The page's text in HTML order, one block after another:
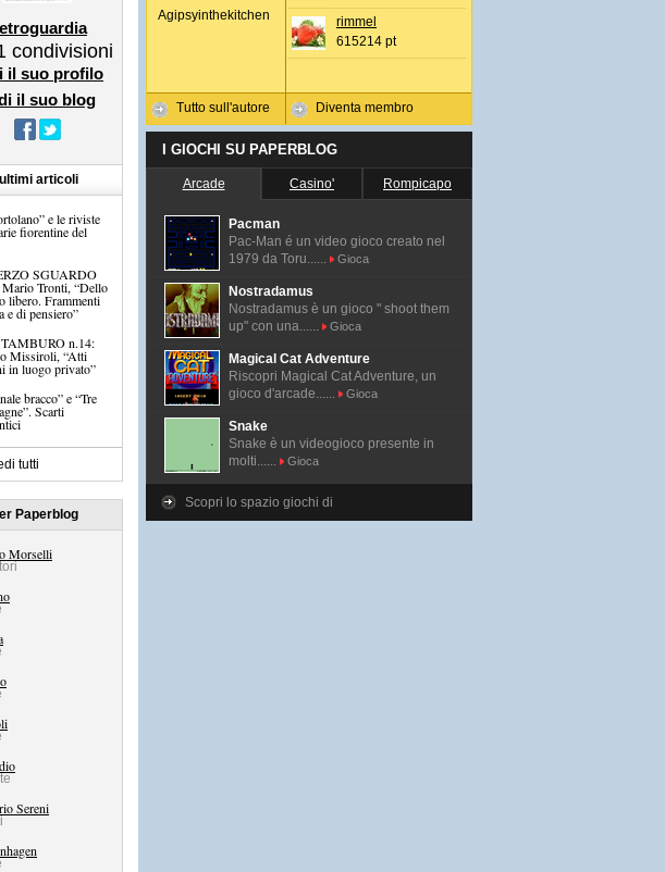
condivisioni
il suo profilo
il suo blog
ultimi articoli
e le riviste
fiorentine del
SGUARDO
Tronti, “Dello
libero. Frammenti
e di pensiero”
n.14:
Missiroli, “Atti
in luogo privato”
bracco” e “Tre
Scarti
tutti
Paperblog
Morselli
Sereni
Agipsyinthekitchen
Tutto sull'autore
rimmel
615214 pt
Diventa membro
I GIOCHI SU PAPERBLOG
Arcade Casino' Rompicapo
Pacman
Pac-Man é un video gioco creato nel
1979 da Toru......
Gioca
Nostradamus
Nostradamus è un gioco " shoot them
up" con una......
Gioca
Magical Cat Adventure
Riscopri Magical Cat Adventure, un
gioco d'arcade......
Gioca
Snake
Snake è un videogioco presente in
molti......
Gioca
Scopri lo spazio giochi di